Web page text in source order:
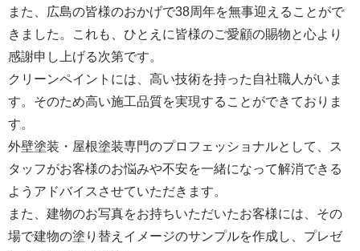
また、広島の皆様のおかげで38周年を無事迎えることがで
きました。これも、ひとえに皆様のご愛顧の賜物と心より
感謝申し上げる次第です。
クリーンペイントには、高い技術を持った自社職人がいま
す。そのため高い施工品質を実現することができておりま
す。
外壁塗装・屋根塗装専門のプロフェッショナルとして、ス
タッフがお客様のお悩みや不安を一緒になって解消できる
ようアドバイスさせていただきます。
また、建物のお写真をお持ちいただいたお客様には、その
場で建物の塗り替えイメージのサンプルを作成し、プレゼ